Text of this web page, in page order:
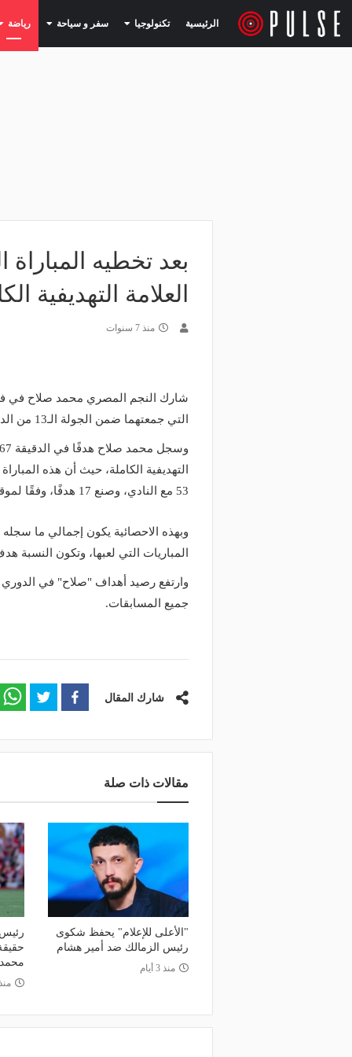
الرئيسية تكنولوجيا (current) سفر و سياحة (current) رياضة
العلامة التهديفية
منذ 7 سنوات
شارك النجم المصري محمد صلاح في فوز
التي جمعتهما ضمن الجولة الـ13 من الدوري الإنجليزي الممتاز.
53 مع النادي، وصنع 17 هدفًا، وفقًا لموقع "جيف مي سبورت".
وبهذه الاحصائية يكون إجمالي ما
المباريات التي لعبها، وتكون
جميع المسابقات.
شارك المقال
مقالات ذات صلة
"الأعلى للإعلام" يحفظ شكوى
رئيس الزمالك ضد أمير هشام
منذ 3 أيام
منذ 6